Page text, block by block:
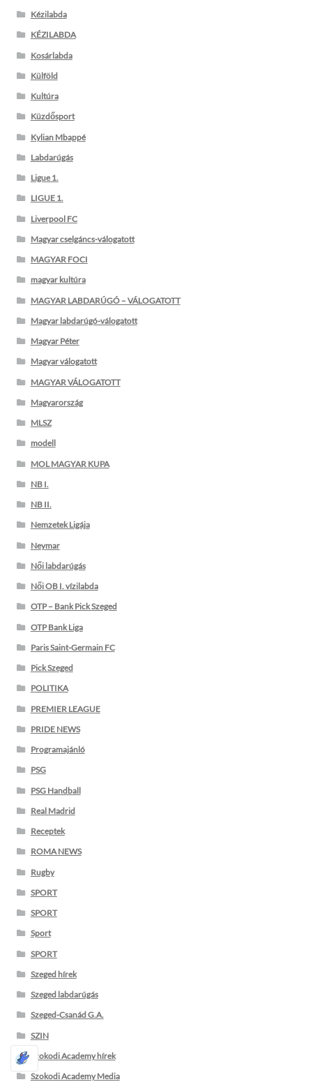
Kézilabda
KÉZILABDA
Kosárlabda
Külföld
Kultúra
Küzdősport
Kylian Mbappé
Labdarúgás
Ligue 1.
LIGUE 1.
Liverpool FC
Magyar cselgáncs-válogatott
MAGYAR FOCI
magyar kultúra
MAGYAR LABDARÚGÓ – VÁLOGATOTT
Magyar labdarúgó-válogatott
Magyar Péter
Magyar válogatott
MAGYAR VÁLOGATOTT
Magyarország
MLSZ
modell
MOL MAGYAR KUPA
NB I.
NB II.
Nemzetek Ligája
Neymar
Női labdarúgás
Női OB I. vízilabda
OTP – Bank Pick Szeged
OTP Bank Liga
Paris Saint-Germain FC
Pick Szeged
POLITIKA
PREMIER LEAGUE
PRIDE NEWS
Programajánló
PSG
PSG Handball
Real Madrid
Receptek
ROMA NEWS
Rugby
SPORT
SPORT
Sport
SPORT
Szeged hírek
Szeged labdarúgás
Szeged-Csanád G.A.
SZIN
Szokodi Academy hírek
Szokodi Academy Media